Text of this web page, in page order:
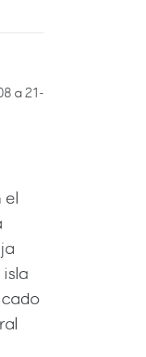
a 21-
el